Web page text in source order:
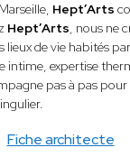
Fiche architecte
Hept’Arts
Hept’Arts, nous ne
lieux de vie habités
intime, expertise
pas à pas